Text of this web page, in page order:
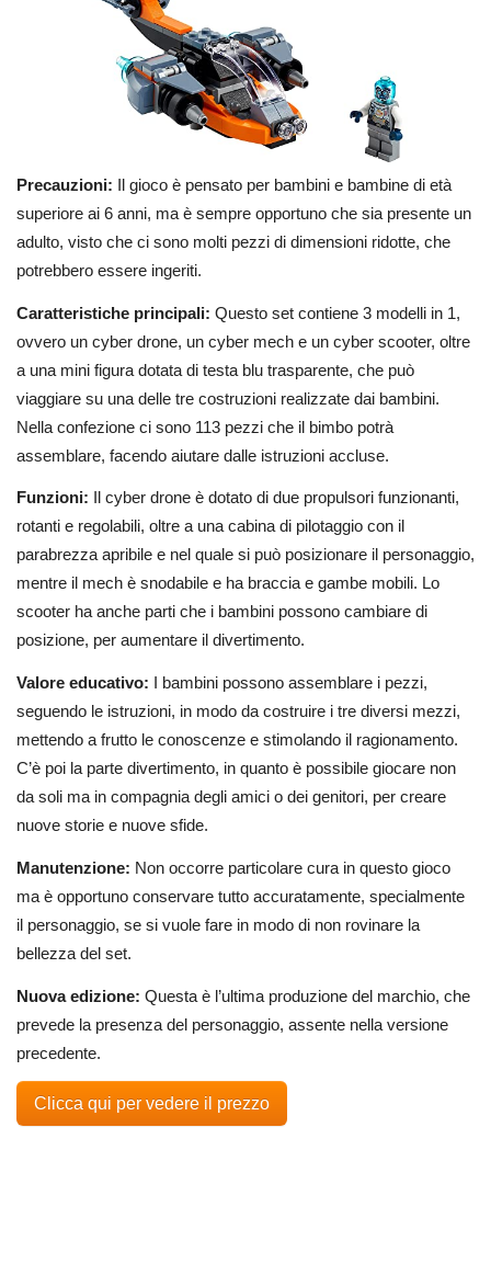
Precauzioni: Il gioco è pensato per bambini e bambine di età
superiore ai 6 anni, ma è sempre opportuno che sia presente un
adulto, visto che ci sono molti pezzi di dimensioni ridotte, che
potrebbero essere ingeriti.
Caratteristiche principali: Questo set contiene 3 modelli in 1,
ovvero un cyber drone, un cyber mech e un cyber scooter, oltre
a una mini figura dotata di testa blu trasparente, che può
viaggiare su una delle tre costruzioni realizzate dai bambini.
Nella confezione ci sono 113 pezzi che il bimbo potrà
assemblare, facendo aiutare dalle istruzioni accluse.
Funzioni: Il cyber drone è dotato di due propulsori funzionanti,
rotanti e regolabili, oltre a una cabina di pilotaggio con il
parabrezza apribile e nel quale si può posizionare il personaggio,
mentre il mech è snodabile e ha braccia e gambe mobili. Lo
scooter ha anche parti che i bambini possono cambiare di
posizione, per aumentare il divertimento.
Valore educativo: I bambini possono assemblare i pezzi,
seguendo le istruzioni, in modo da costruire i tre diversi mezzi,
mettendo a frutto le conoscenze e stimolando il ragionamento.
C’è poi la parte divertimento, in quanto è possibile giocare non
da soli ma in compagnia degli amici o dei genitori, per creare
nuove storie e nuove sfide.
Manutenzione: Non occorre particolare cura in questo gioco
ma è opportuno conservare tutto accuratamente, specialmente
il personaggio, se si vuole fare in modo di non rovinare la
bellezza del set.
Nuova edizione: Questa è l’ultima produzione del marchio, che
prevede la presenza del personaggio, assente nella versione
precedente.
Clicca qui per vedere il prezzo